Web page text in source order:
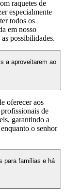
raquetes de
especialmente
todos os
em nosso
possibilidades.
a aproveitarem ao
oferecer aos
de
garantindo a
o senhor
para famílias e há